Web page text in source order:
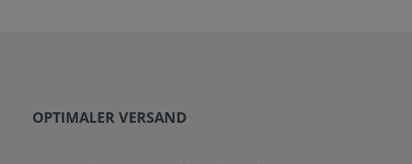
OPTIMALER VERSAND